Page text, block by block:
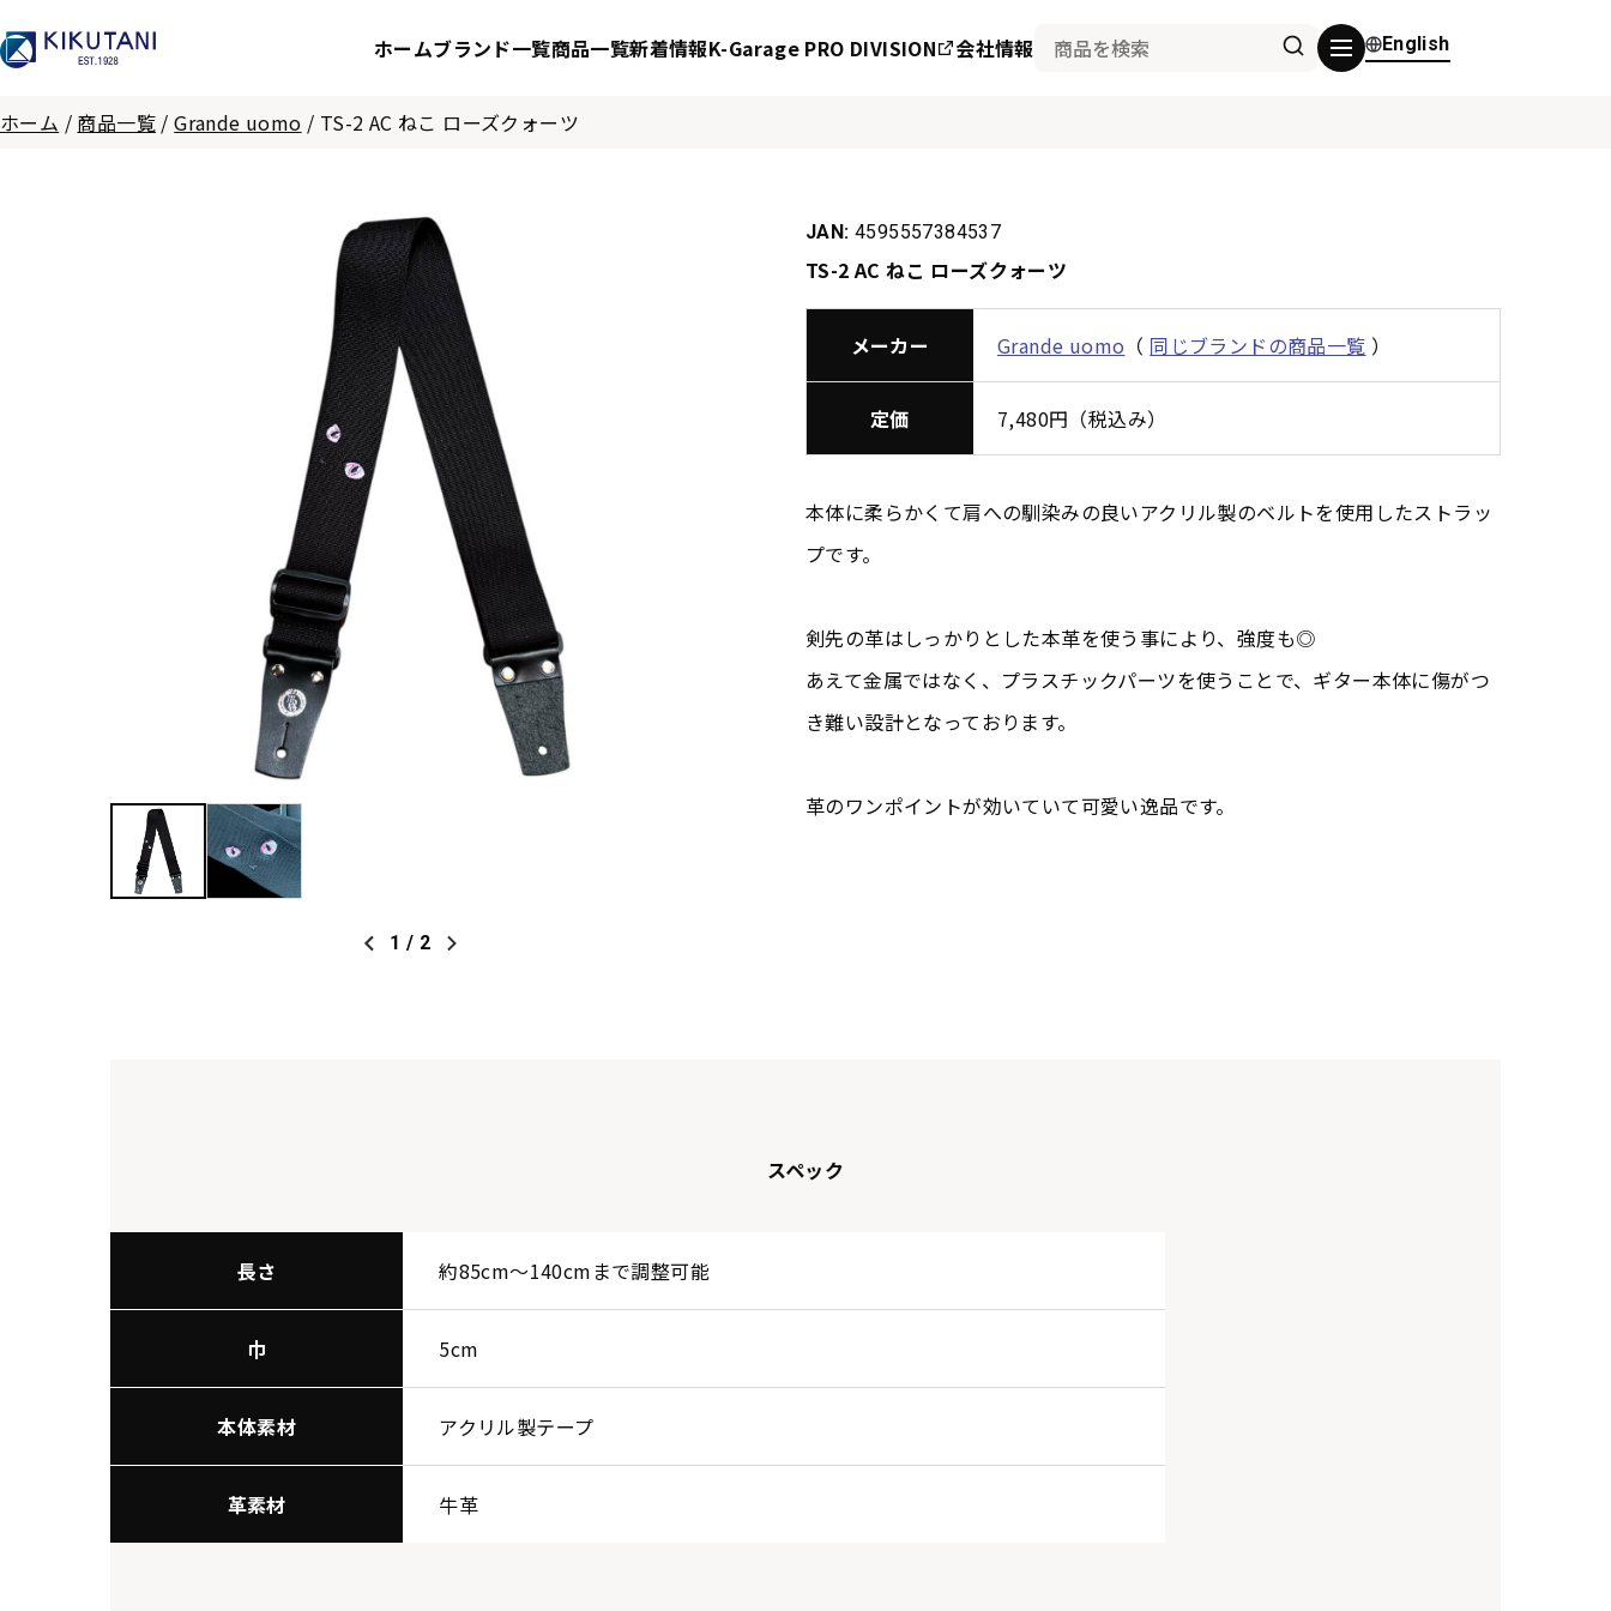
ホームブランド一覧商品一覧新着情報K-Garage PRO DIVISION 会社情報 English
ホーム / 商品一覧 /Grande uomo / TS-2 AC ねこ ローズクォーツ
1 / 2
JAN: 4595557384537
TS-2 AC ねこ ローズクォーツ
メーカー Grande uomo （ 同じブランドの商品一覧 ）
定価 7,480円（税込み）
本体に柔らかくて肩への馴染みの良いアクリル製のベルトを使用したストラッ
プです。
剣先の革はしっかりとした本革を使う事により、強度も◎
あえて金属ではなく、プラスチックパーツを使うことで、ギター本体に傷がつ
き難い設計となっております。
革のワンポイントが効いていて可愛い逸品です。
スペック
長さ 約85cm〜140cmまで調整可能
巾 5cm
本体素材 アクリル製テープ
革素材 牛革